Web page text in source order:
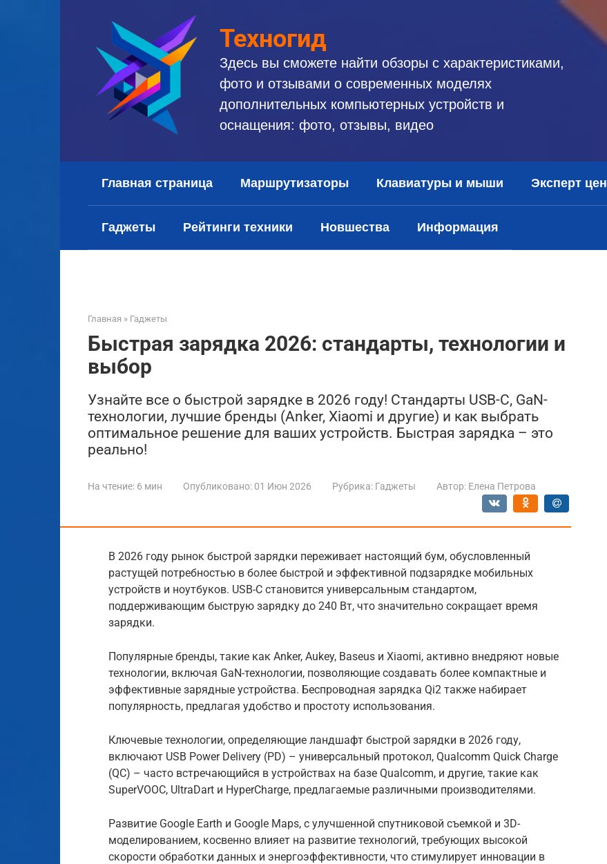
Техногид
Здесь вы сможете найти обзоры с характеристиками,
фото и отзывами о современных моделях
дополнительных компьютерных устройств и
оснащения: фото, отзывы, видео
Главная страница Маршрутизаторы Клавиатуры и мыши Эксперт цен
Гаджеты Рейтинги техники Новшества Информация
Главная » Гаджеты
Быстрая зарядка 2026: стандарты, технологии и
выбор
Узнайте все о быстрой зарядке в 2026 году! Стандарты USB-C, GaN-
технологии, лучшие бренды (Anker, Xiaomi и другие) и как выбрать
оптимальное решение для ваших устройств. Быстрая зарядка – это
реально!
На чтение: 6 мин Опубликовано: 01 Июн 2026 Рубрика: Гаджеты Автор: Елена Петрова
В 2026 году рынок быстрой зарядки переживает настоящий бум, обусловленный
растущей потребностью в более быстрой и эффективной подзарядке мобильных
устройств и ноутбуков. USB-C становится универсальным стандартом,
поддерживающим быструю зарядку до 240 Вт, что значительно сокращает время
зарядки.
Популярные бренды, такие как Anker, Aukey, Baseus и Xiaomi, активно внедряют новые
технологии, включая GaN-технологии, позволяющие создавать более компактные и
эффективные зарядные устройства. Беспроводная зарядка Qi2 также набирает
популярность, предлагая удобство и простоту использования.
Ключевые технологии, определяющие ландшафт быстрой зарядки в 2026 году,
включают USB Power Delivery (PD) – универсальный протокол, Qualcomm Quick Charge
(QC) – часто встречающийся в устройствах на базе Qualcomm, и другие, такие как
SuperVOOC, UltraDart и HyperCharge, предлагаемые различными производителями.
Развитие Google Earth и Google Maps, с улучшенной спутниковой съемкой и 3D-
моделированием, косвенно влияет на развитие технологий, требующих высокой
скорости обработки данных и энергоэффективности, что стимулирует инновации в